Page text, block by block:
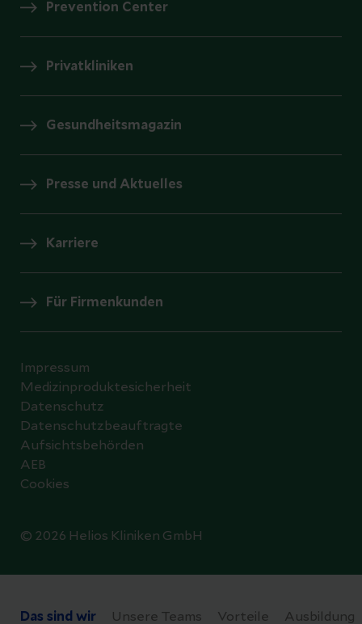
Das sind wir Unsere Teams Vorteile Ausbildung
Prevention Center
Privatkliniken
Gesundheitsmagazin
Presse und Aktuelles
Karriere
Für Firmenkunden
© 2026 Helios Kliniken GmbH
Impressum
Medizinproduktesicherheit
Datenschutz
Datenschutzbeauftragte
Aufsichtsbehörden
AEB
Cookies